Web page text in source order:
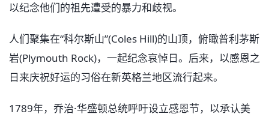
以纪念他们的祖先遭受的暴力和歧视。
人们聚集在“科尔斯山”(Coles Hill)的山顶，俯瞰普利茅斯
岩(Plymouth Rock)，一起纪念哀悼日。后来，以感恩之
日来庆祝好运的习俗在新英格兰地区流行起来。
1789年，乔治·华盛顿总统呼吁设立感恩节，以承认美